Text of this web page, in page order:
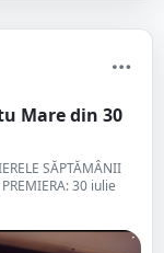
Mare din 30
SĂPTĂMÂNII
30 iulie